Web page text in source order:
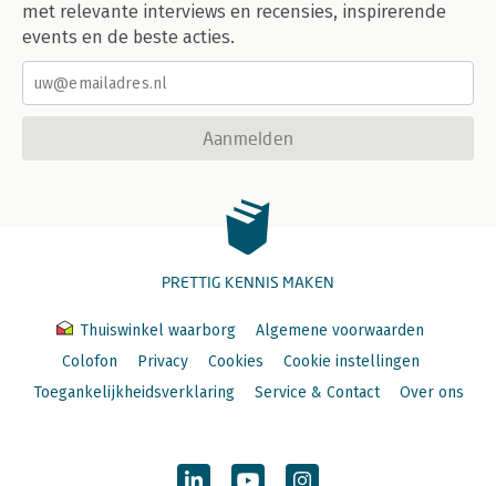
met relevante interviews en recensies, inspirerende
events en de beste acties.
Aanmelden
PRETTIG KENNIS MAKEN
Thuiswinkel waarborg
Algemene voorwaarden
Colofon
Privacy Cookies
Cookie instellingen
Toegankelijkheidsverklaring
Service & Contact Over ons